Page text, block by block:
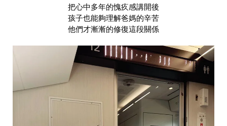
把心中多年的愧疚感講開後
孩子也能夠理解爸媽的辛苦
他們才漸漸的修復這段關係